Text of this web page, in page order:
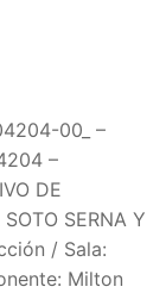
00_ –
–
DE
SERNA Y
/ Sala:
Milton